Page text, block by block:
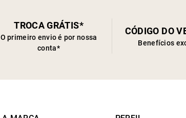
TROCA GRÁTIS*
O primeiro envio é por nossa
conta*
CÓDIGO DO
Benefícios